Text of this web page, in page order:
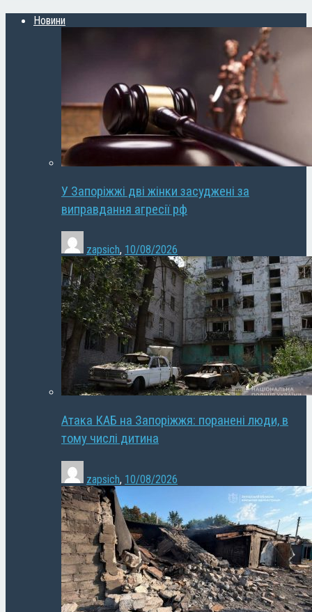
Новини
У Запоріжжі дві жінки засуджені за
виправдання агресії рф
zapsich, 10/08/2026
Атака КАБ на Запоріжжя: поранені люди, в
тому числі дитина
zapsich, 10/08/2026